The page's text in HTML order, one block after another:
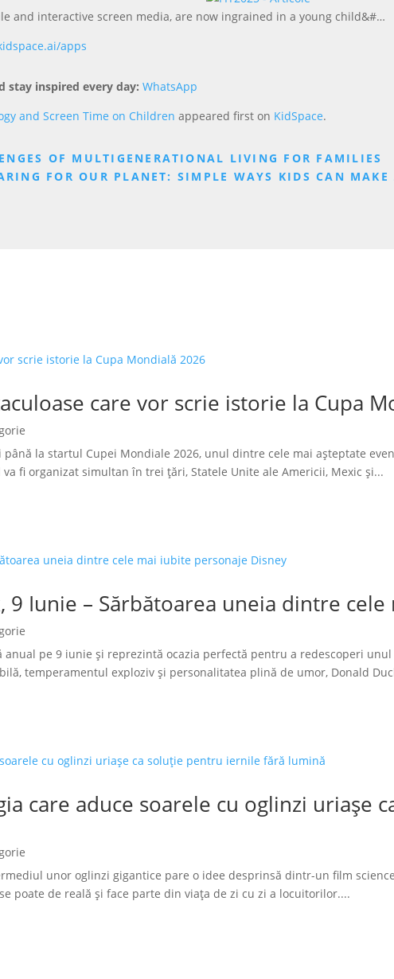
and interactive screen media, are now ingrained in a young child&#…
apps
stay inspired every day: WhatsApp
and Screen Time on Children appeared first on KidSpace.
OF MULTIGENERATIONAL LIVING FOR FAMILIES
FOR OUR PLANET: SIMPLE WAYS KIDS CAN MAKE
care vor scrie istorie la Cupa
la startul Cupei Mondiale 2026, unul dintre cele mai așteptate
fi organizat simultan în trei țări, Statele Unite ale Americii, Mexic și...
9 Iunie – Sărbătoarea uneia dintre
anual pe 9 iunie și reprezintă ocazia perfectă pentru a redescoperi
temperamentul exploziv și personalitatea plină de umor, Donald
care aduce soarele cu oglinzi uriașe
unor oglinzi gigantice pare o idee desprinsă dintr-un film
poate de reală și face parte din viața de zi cu zi a locuitorilor....